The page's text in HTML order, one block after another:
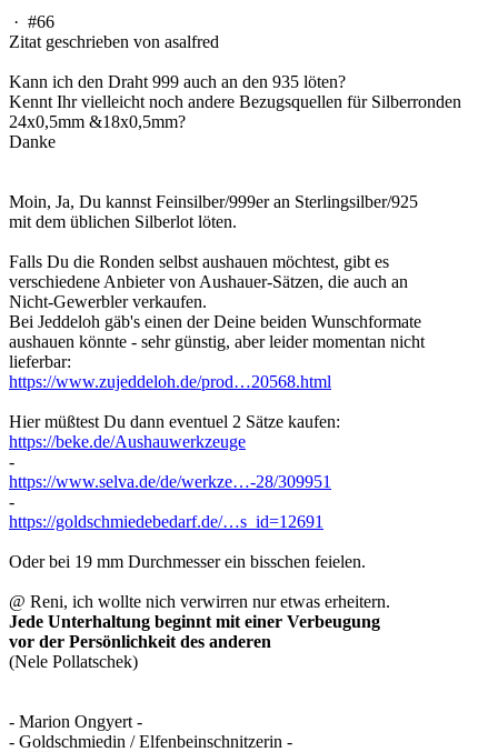
· #66
Zitat geschrieben von asalfred
Kann ich den Draht 999 auch an den 935 löten?
Kennt Ihr vielleicht noch andere Bezugsquellen für Silberronden
24x0,5mm &18x0,5mm?
Danke
Moin, Ja, Du kannst Feinsilber/999er an Sterlingsilber/925
mit dem üblichen Silberlot löten.
Falls Du die Ronden selbst aushauen möchtest, gibt es
verschiedene Anbieter von Aushauer-Sätzen, die auch an
Nicht-Gewerbler verkaufen.
Bei Jeddeloh gäb's einen der Deine beiden Wunschformate
aushauen könnte - sehr günstig, aber leider momentan nicht
lieferbar:
https://www.zujeddeloh.de/prod…20568.html
Hier müßtest Du dann eventuel 2 Sätze kaufen:
https://beke.de/Aushauwerkzeuge
-
https://www.selva.de/de/werkze…-28/309951
-
https://goldschmiedebedarf.de/…s_id=12691
Oder bei 19 mm Durchmesser ein bisschen feielen.
@ Reni, ich wollte nich verwirren nur etwas erheitern.
Jede Unterhaltung beginnt mit einer Verbeugung
vor der Persönlichkeit des anderen
(Nele Pollatschek)
- Marion Ongyert -
- Goldschmiedin / Elfenbeinschnitzerin -